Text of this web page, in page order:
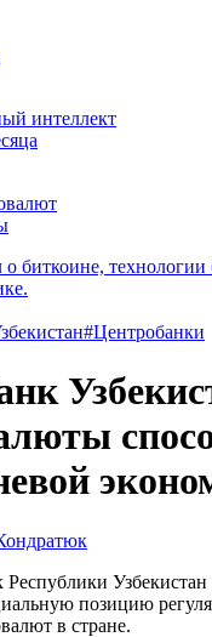
интеллект
биткоине, технологии
#Центробанки
Узбекистан
позицию
в стране.